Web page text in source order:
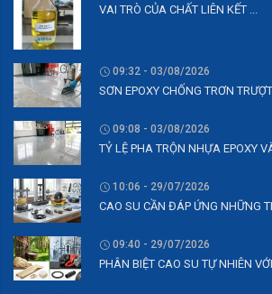
VAI TRÒ CỦA CHẤT LIÊN KẾT ...
09:32 - 03/08/2026
SƠN EPOXY CHỐNG TRƠN TRƯỢT
09:08 - 03/08/2026
TỶ LỆ PHA TRỘN NHỰA EPOXY VÀ
10:06 - 29/07/2026
CAO SU CẦN ĐÁP ỨNG NHỮNG
09:40 - 29/07/2026
PHÂN BIỆT CAO SU TỰ NHIÊN VỚI